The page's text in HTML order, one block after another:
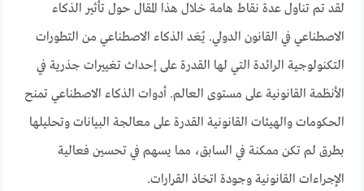
لقد تم تناول عدة نقاط هامة خلال هذا المقال حول تأثير الذكاء
الاصطناعي في القانون الدولي. يُعَد الذكاء الاصطناعي من التطورات
التكنولوجية الرائدة التي لها القدرة على إحداث تغييرات جذرية في
الأنظمة القانونية على مستوى العالم. أدوات الذكاء الاصطناعي تمنح
الحكومات والهيئات القانونية القدرة على معالجة البيانات وتحليلها
بطرق لم تكن ممكنة في السابق، مما يسهم في تحسين فعالية
الإجراءات القانونية وجودة اتخاذ القرارات.